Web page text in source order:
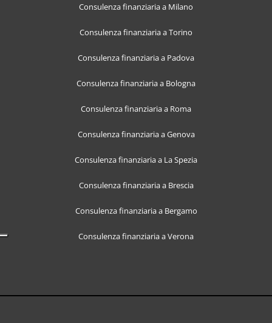
Consulenza finanziaria a Milano
Consulenza finanziaria a Torino
Consulenza finanziaria a Padova
Consulenza finanziaria a Bologna
Consulenza finanziaria a Roma
Consulenza finanziaria a Genova
Consulenza finanziaria a La Spezia
Consulenza finanziaria a Brescia
Consulenza finanziaria a Bergamo
Consulenza finanziaria a Verona